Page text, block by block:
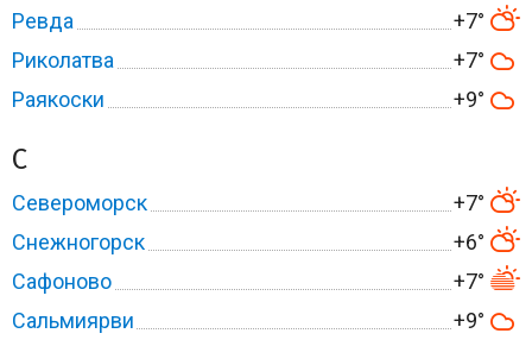
Ревда
+7°
Риколатва
+7°
Раякоски
+9°
С
Североморск
+7°
Снежногорск
+6°
Сафоново
+7°
Сальмиярви
+9°